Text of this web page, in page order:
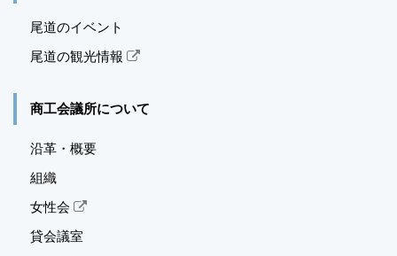
尾道のイベント
尾道の観光情報
商工会議所について
沿革・概要
組織
女性会
貸会議室